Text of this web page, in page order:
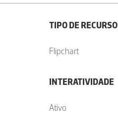
TIPO DE RECURSO
Flipchart
INTERATIVIDADE
Ativo